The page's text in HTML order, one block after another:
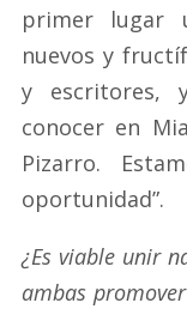
primer lugar
nuevos y
y escritores,
conocer en
Pizarro.
oportunidad”.
¿Es viable unir
ambas